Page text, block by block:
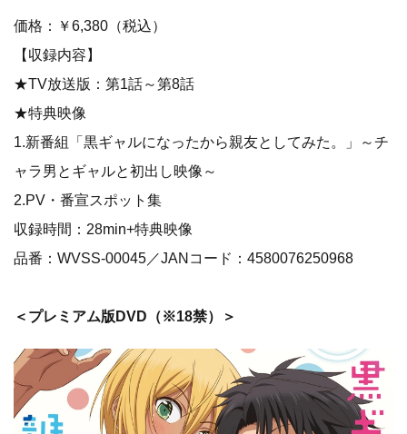
価格：￥6,380（税込）
【収録内容】
★TV放送版：第1話～第8話
★特典映像
1.新番組「黒ギャルになったから親友としてみた。」～チ
ャラ男とギャルと初出し映像～
2.PV・番宣スポット集
収録時間：28min+特典映像
品番：WVSS-00045／JANコード：4580076250968
＜プレミアム版DVD​（※18禁）＞